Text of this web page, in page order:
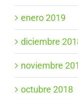
enero 2019
diciembre
noviembre
octubre 2018